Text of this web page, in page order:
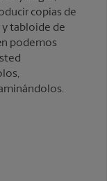
copias de
y tabloide de
podemos